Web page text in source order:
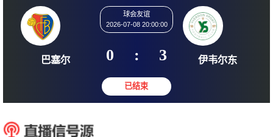
球会友谊
2026-07-08 20:00:00
0 : 3